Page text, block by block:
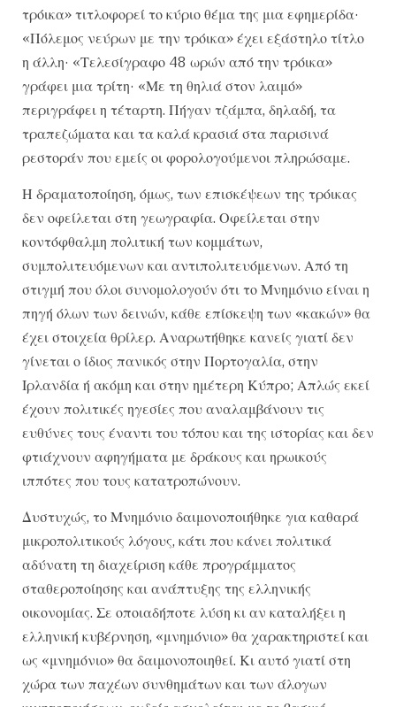
τρόικα» τιτλοφορεί το κύριο θέμα της μια εφημερίδα·
«Πόλεμος νεύρων με την τρόικα» έχει εξάστηλο τίτλο
η άλλη· «Τελεσίγραφο 48 ωρών από την τρόικα»
γράφει μια τρίτη· «Με τη θηλιά στον λαιμό»
περιγράφει η τέταρτη. Πήγαν τζάμπα, δηλαδή, τα
τραπεζώματα και τα καλά κρασιά στα παρισινά
ρεστοράν που εμείς οι φορολογούμενοι πληρώσαμε.
Η δραματοποίηση, όμως, των επισκέψεων της τρόικας
δεν οφείλεται στη γεωγραφία. Οφείλεται στην
κοντόφθαλμη πολιτική των κομμάτων,
συμπολιτευόμενων και αντιπολιτευόμενων. Από τη
στιγμή που όλοι συνομολογούν ότι το Μνημόνιο είναι η
πηγή όλων των δεινών, κάθε επίσκεψη των «κακών» θα
έχει στοιχεία θρίλερ. Αναρωτήθηκε κανείς γιατί δεν
γίνεται ο ίδιος πανικός στην Πορτογαλία, στην
Ιρλανδία ή ακόμη και στην ημέτερη Κύπρο; Απλώς εκεί
έχουν πολιτικές ηγεσίες που αναλαμβάνουν τις
ευθύνες τους έναντι του τόπου και της ιστορίας και δεν
φτιάχνουν αφηγήματα με δράκους και ηρωικούς
ιππότες που τους κατατροπώνουν.
Δυστυχώς, το Μνημόνιο δαιμονοποιήθηκε για καθαρά
μικροπολιτικούς λόγους, κάτι που κάνει πολιτικά
αδύνατη τη διαχείριση κάθε προγράμματος
σταθεροποίησης και ανάπτυξης της ελληνικής
οικονομίας. Σε οποιαδήποτε λύση κι αν καταλήξει η
ελληνική κυβέρνηση, «μνημόνιο» θα χαρακτηριστεί και
ως «μνημόνιο» θα δαιμονοποιηθεί. Κι αυτό γιατί στη
χώρα των παχέων συνθημάτων και των άλογων